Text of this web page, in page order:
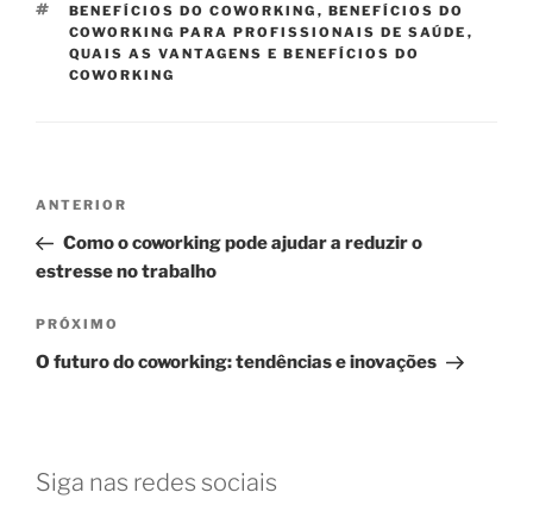
TAGS
BENEFÍCIOS DO COWORKING , BENEFÍCIOS DO
COWORKING PARA PROFISSIONAIS DE SAÚDE ,
QUAIS AS VANTAGENS E BENEFÍCIOS DO
COWORKING
Navegação
Post
Post
anterior
ANTERIOR
Como o coworking pode ajudar a reduzir o
estresse no trabalho
Próximo
post
PRÓXIMO
O futuro do coworking: tendências e inovações
Siga nas redes sociais